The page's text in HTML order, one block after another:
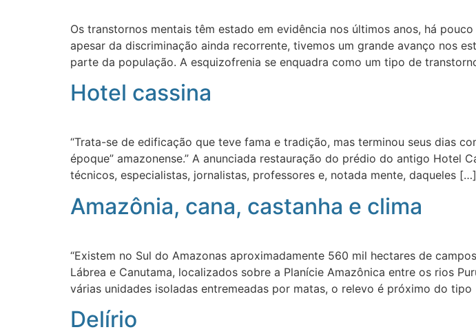
Os transtornos mentais têm estado em evidência nos últimos anos, há
apesar da discriminação ainda recorrente, tivemos um grande avanço nos
parte da população. A esquizofrenia se enquadra como um tipo de
Hotel cassina
“Trata-se de edificação que teve fama e tradição, mas terminou seus dias
époque” amazonense.” A anunciada restauração do prédio do antigo Hotel
técnicos, especialistas, jornalistas, professores e, notada mente, daqueles […]
Amazônia, cana, castanha e clima
“Existem no Sul do Amazonas aproximadamente 560 mil hectares de
Lábrea e Canutama, localizados sobre a Planície Amazônica entre os rios
várias unidades isoladas entremeadas por matas, o relevo é próximo do
Delírio